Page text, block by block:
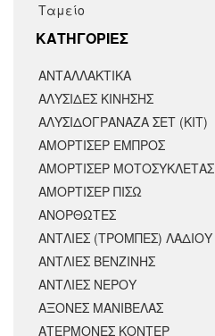
Ταμείο
KΑΤΗΓΟΡΙΕΣ
ΑΝΤΑΛΛΑΚΤΙΚΆ
ΑΛΥΣΙΔΕΣ ΚΙΝΗΣΗΣ
ΑΛΥΣΙΔΟΓΡΑΝΑΖΑ ΣΕΤ (ΚΙΤ)
ΑΜΟΡΤΙΣΕΡ ΕΜΠΡΟΣ
ΑΜΟΡΤΙΣΈΡ ΜΟΤΟΣΥΚΛΈΤΑΣ
ΑΜΟΡΤΙΣΕΡ ΠΙΣΩ
ΑΝΟΡΘΩΤΕΣ
ΑΝΤΛΙΕΣ (ΤΡΟΜΠΕΣ) ΛΑΔΙΟΥ
ΑΝΤΛΙΕΣ ΒΕΝΖΙΝΗΣ
ΑΝΤΛΙΕΣ ΝΕΡΟΥ
ΑΞΟΝΕΣ ΜΑΝΙΒΕΛΑΣ
ΑΤΕΡΜΟΝΕΣ ΚΟΝΤΕΡ